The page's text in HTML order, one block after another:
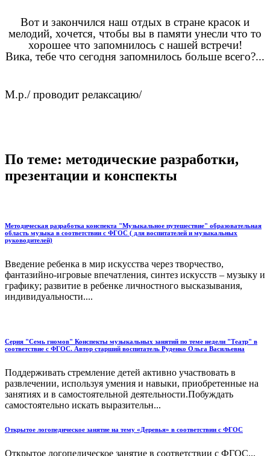
Вот и закончился наш отдых в стране красок и
мелодий, хочется, чтобы вы в памяти унесли что то
хорошее что запомнилось с нашей встречи!
Вика, тебе что сегодня запомнилось больше всего?...
М.р./ проводит релаксацию/
По теме: методические разработки,
презентации и конспекты
Методическая разработка конспекта "Музыкальное путешествие" образовательная
область музыка в соответствии с ФГОС ( для воспитателей и музыкальных
руководителей)
Введение ребенка в мир искусства через творчество,
фантазийно-игровые впечатления, синтез искусств – музыку и
графику; развитие в ребенке личностного высказывания,
индивидуальности....
Серия "Семь гномов" Конспекты музыкальных занятий по теме недели "Театр" в
соответствие с ФГОС. Автор старший воспитатель Руденко Ольга Васильевна
Поддерживать стремление детей активно участвовать в
развлечении, используя умения и навыки, приобретенные на
занятиях и в самостоятельной деятельности.Побуждать
самостоятельно искать выразительн...
Открытое логопедическое занятие на тему «Деревья» в соответствии с ФГОС
Открытое логопедическое занятие в соответствии с ФГОС...